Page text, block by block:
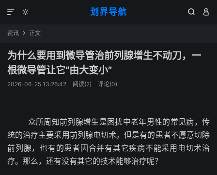
划界导航
  

资讯  正文
为什么要用到微导管治前列腺增生不动刀，一
根微导管让它“由大变小”
2026-06-25 13:26:42 阅读(2) 评论(0)
众所周知前列腺增生是困扰中老年男性的常见病，传
统的治疗主要采用前列腺电切术。但是有的患者不愿意切除
前列腺，也有的患者因合并有其它疾病不能采用电切术治
疗。那么，还有没有其它的技术能够治疗呢？